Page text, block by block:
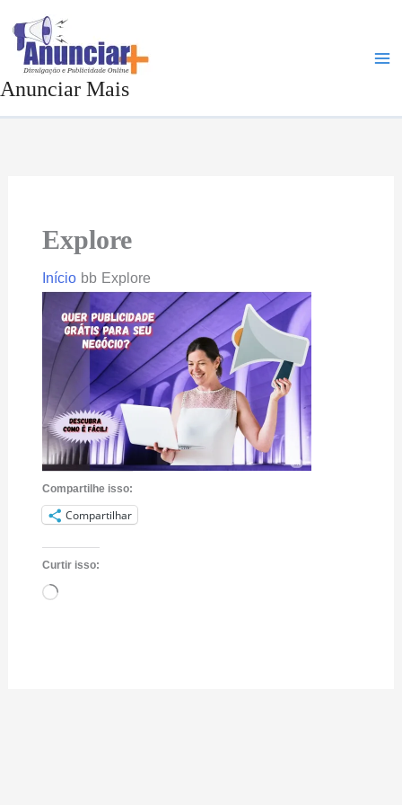
para
conteúdo
Anunciar Mais
Explore
Início Explore
Compartilhe isso:
Compartilhar
Curtir isso:
Carregando...